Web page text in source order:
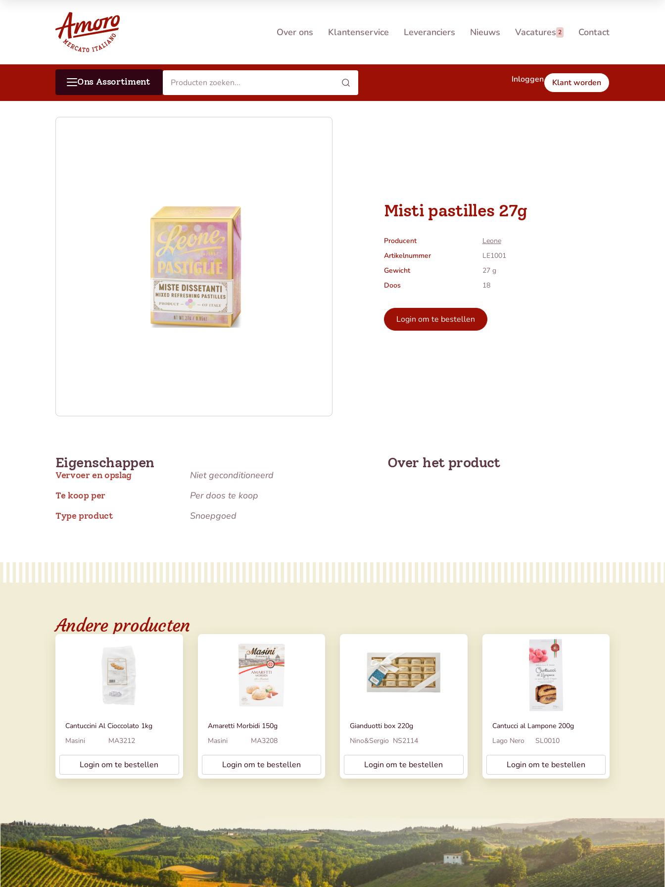
Over ons Klantenservice Leveranciers Nieuws Vacatures 2 Contact
Ons Assortiment Inloggen Klant worden
Misti pastilles 27g
Producent
Leone
Artikelnummer
LE1001
Gewicht
27 g
Doos
18
Login om te bestellen
Eigenschappen
Vervoer en opslag Niet geconditioneerd
Te koop per Per doos te koop
Type product Snoepgoed
Over het product
Andere producten
Cantuccini Al Cioccolato 1kg
Masini
MA3212
Login om te bestellen
Amaretti Morbidi 150g
Masini
MA3208
Login om te bestellen
Gianduotti box 220g
Nino&Sergio NS2114
Login om te bestellen
Cantucci al Lampone 200g
Lago Nero
SL0010
Login om te bestellen